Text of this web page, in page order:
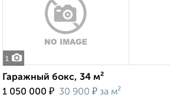
1
Гаражный бокс, 34 м²
1 050 000 ₽ 30 900 ₽ за м²